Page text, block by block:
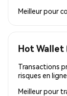
Meilleur pour
Hot
Transactions
risques en
Meilleur pour